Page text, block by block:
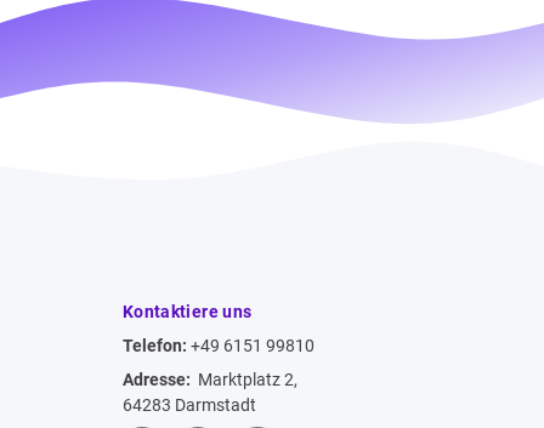
Kontaktiere uns
Telefon: +49 6151 99810
Adresse: Marktplatz 2,
64283 Darmstadt